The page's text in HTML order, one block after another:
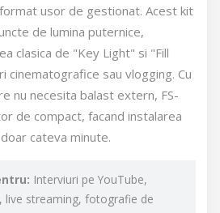
usor de gestionat. Acest kit
de lumina puternice,
clasica de "Key Light" si "Fill
cinematografice sau vlogging. Cu
nu necesita balast extern, FS-
de compact, facand instalarea
cateva minute.
Interviuri pe YouTube,
live streaming, fotografie de